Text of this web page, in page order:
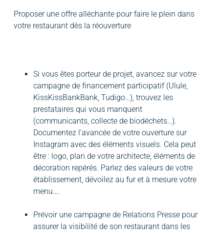
Proposer une offre alléchante pour faire le plein dans
votre restaurant dès la réouverture
Si vous êtes porteur de projet, avancez sur votre
campagne de financement participatif (Ulule,
KissKissBankBank, Tudigo…), trouvez les
prestataires qui vous manquent
(communicants, collecte de biodéchets…).
Documentez l’avancée de votre ouverture sur
Instagram avec des éléments visuels. Cela peut
être : logo, plan de votre architecte, éléments de
décoration repérés. Parlez des valeurs de votre
établissement, dévoilez au fur et à mesure votre
menu….
Prévoir une campagne de Relations Presse pour
assurer la visibilité de son restaurant dans les